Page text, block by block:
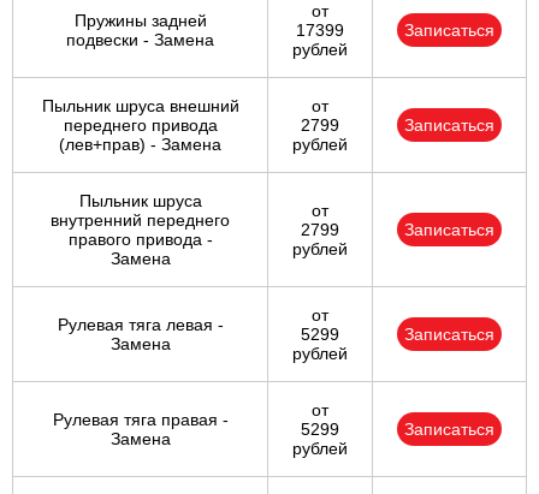
Пружины задней
подвески - Замена
от
17399
рублей
Записаться
Пыльник шруса внешний
переднего привода
(лев+прав) - Замена
от
2799
рублей
Записаться
Пыльник шруса
внутренний переднего
правого привода -
Замена
от
2799
рублей
Записаться
Рулевая тяга левая -
Замена
от
5299
рублей
Записаться
Рулевая тяга правая -
Замена
от
5299
рублей
Записаться